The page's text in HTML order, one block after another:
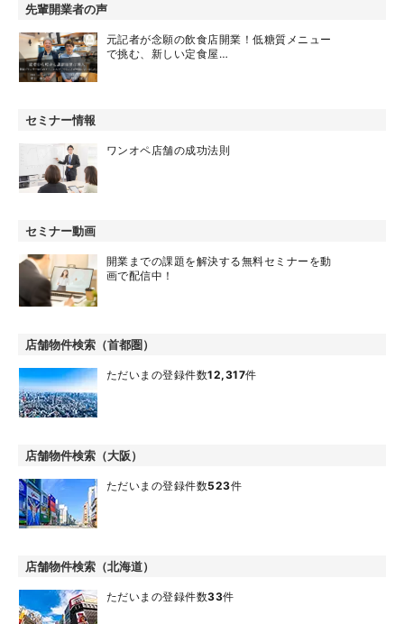
先輩開業者の声
元記者が念願の飲食店開業！低糖質メニュー
で挑む、新しい定食屋…
セミナー情報
ワンオペ店舗の成功法則
セミナー動画
開業までの課題を解決する無料セミナーを動
画で配信中！
店舗物件検索（首都圏）
ただいまの登録件数12,317件
店舗物件検索（大阪）
ただいまの登録件数523件
店舗物件検索（北海道）
ただいまの登録件数33件